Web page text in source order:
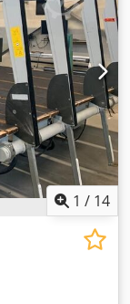
1 / 14